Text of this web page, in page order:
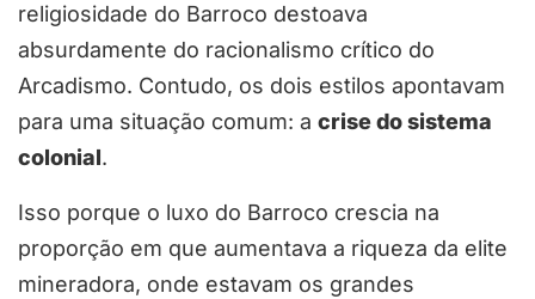
religiosidade do Barroco destoava
absurdamente do racionalismo crítico do
Arcadismo. Contudo, os dois estilos apontavam
para uma situação comum: a crise do sistema
colonial.
Isso porque o luxo do Barroco crescia na
proporção em que aumentava a riqueza da elite
mineradora, onde estavam os grandes